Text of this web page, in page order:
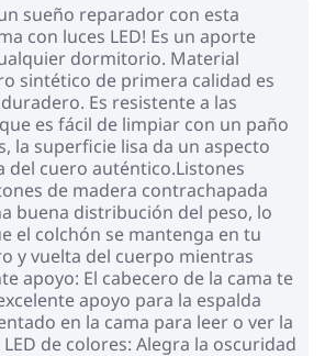
sueño reparador con esta
con luces LED! Es un aporte
dormitorio. Material
sintético de primera calidad es
Es resistente a las
es fácil de limpiar con un paño
la superficie lisa da un aspecto
del cuero auténtico.Listones
de madera contrachapada
buena distribución del peso, lo
el colchón se mantenga en tu
y vuelta del cuerpo mientras
apoyo: El cabecero de la cama te
apoyo para la espalda
en la cama para leer o ver la
de colores: Alegra la oscuridad